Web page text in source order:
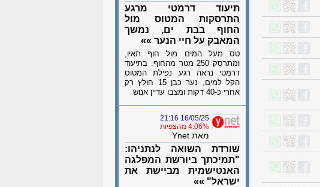
תיעוד דרמטי מרגע
התרסקות המטוס מול
החוף בבת ים, נמשך
המאבק על חיי הנער »»
טס מעל המים מול חוף תאיו,
ומתרסק 250 מטר מהחוף: בתיעוד
דרמטי נראה רגע נפילת המטוס
הקל למים, נער כבן 15 חולץ רק
אחרי כ-40 דקות ומצבו עדיין אנוש
16/05/25 21:16
4.06% מהצפיות
מאת Ynet
שורדת השואה לנתניהו:
"תמיכתך ביורשת המפלגה
האנטישמית מביישת את
ישראל" »»